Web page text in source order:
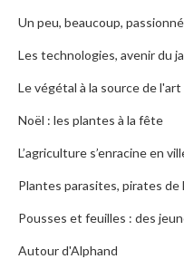
Un peu, beaucoup,
Les technologies, avenir du
Le végétal à la source de l'art
Noël : les plantes à la fête
L’agriculture s’enracine en
Plantes parasites, pirates de
Pousses et feuilles : des
Autour d'Alphand